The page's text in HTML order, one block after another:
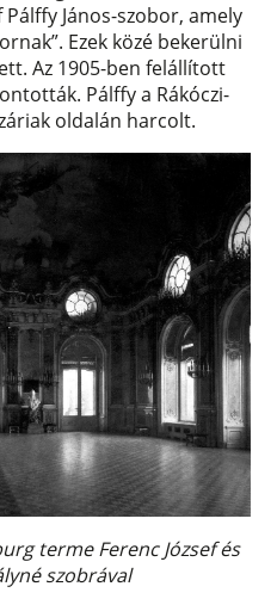
János-szobor, amely
Ezek közé bekerülni
Az 1905-ben felállított
Pálffy a Rákóczi-
oldalán harcolt.
terme Ferenc József és
szobrával